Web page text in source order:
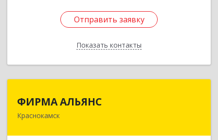
Отправить заявку
Показать контакты
Отправить заявку
Назад
ФИРМА АЛЬЯНС
Краснокамск